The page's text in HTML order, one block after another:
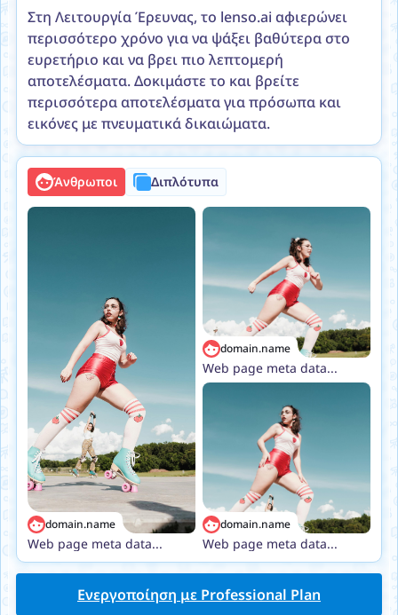
Στη Λειτουργία Έρευνας, το lenso.ai αφιερώνει
περισσότερο χρόνο για να ψάξει βαθύτερα στο
ευρετήριο και να βρει πιο λεπτομερή
αποτελέσματα. Δοκιμάστε το και βρείτε
περισσότερα αποτελέσματα για πρόσωπα και
εικόνες με πνευματικά δικαιώματα.
Άνθρωποι Διπλότυπα
domain.name
Web page meta data...
domain.name
Web page meta data...
domain.name
Web page meta data...
Ενεργοποίηση με Professional Plan